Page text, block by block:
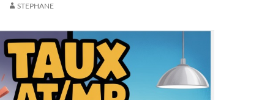
STEPHANE